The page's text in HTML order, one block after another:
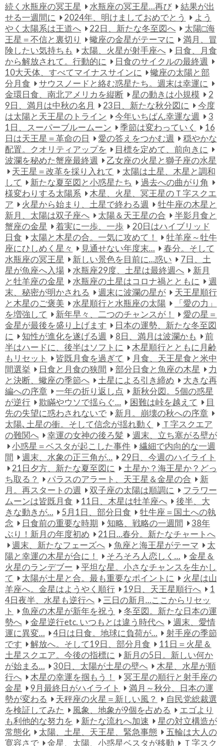
続く水瓶座の冥王星
水瓶座の冥王星…再び
結果が出
せる一週間に
2024年、明けましておめでとう
よう
やく太陽系は王道へ
22日、新たな冬至図へ
太陽□海
王星＝不信と裏切り
蠍座の金星がテーマに
満月、冒
険したい気持ちも
太陽、火星が射手座へ
日食、月食
から解放されて。行動的に
日食のサイクルの最終週
10大天体、すべてマイナスサインに
蠍座の太陽と部
分月食
サウスノードと絡む惑星たち。週末は幸運に
金環日食、南北アメリカを縦断
星の動きは小規模
2
9日、満月は中秋の名月
23日、新たな秋分図に
今度
は太陽と天王星のトライン
今年いちばん幸運な週
3
1日、スーパーブルームーン
季節は変わっていく
16
日は天王星＝革命の日
愛の答えをつかむ週
穏やかな
配置。クオリティアップを
目標を定めて、前向きに
波瀾を秘めた蟹座最終週
乙女座の火星と獅子座の水星
天王星＝改革を採り入れて
太陽は土星、木星と調和
して
新たな夏至図と小惑星たち
過去への曲がり角
様変わりする太陽系
木星、火星、冥王星のＴ字スクエ
ア
火星から始まり、土星で終わる週
牡牛座の木星と
新月、太陽は双子座へ
太陽＆天王星の合
半影月食と
蟹座の金星
着実に一歩、一歩
20日はハイブリッド
日食
太陽と木星の合。一気に攻めて！
牡羊座～牡牛
座にひしめく星々
見通せない年度末…
春分。そして
水瓶座の冥王星
新しい景色を目前に…惑い
7日、土
星が魚座へ入場
水瓶座29度、土星は最終週へ
新月
と牡羊座の金星
水瓶座の土星はコロナ禍とともに
週
末、秘密が明かされる
週末に波瀾の星が
天王星順行
と木星のご褒美
水星順行と水瓶座の太陽
「愛の力」
を増強して
新年早々、二つのチャンスが！
愛の星＝
金星が最後を盛り上げます
日本の運勢、新たな冬至図
に
知性が進化を遂げる週 8日、満月は波瀾かも
前
半はハードに、後半はソフトに
木星順行とともに月齢
もリセット
皆既月食を過ぎて
月食、天王星食と米中
間選挙
日食と月食の狭間 部分日食と魚座の木星
力
と決断、蠍座の季節へ
土星による引き締め
大きな再
編への序章
一年の折り返し点
新秋分図。5個の惑星
が逆行
欺瞞やウソで揺らぐ… 困難は峠を越えて
目
先の失望に惑わされないで
新月。崩壊の秋への序章
太陽､土星の衝。そして信念が揺れ動く
Ｔ字スクエア
の難関へ
幸運の女神の後ろ髪
週末、立ち塞がる壁が
小惑星＝ベスタが起こした事件
繊細で内向的な一週
間
週末、水象の正三角が…
29日、今週のハイライト
21日夕方、新たな夏至図に
土星か？海王星か？どっ
ち取る？
パラスのアラート、天王星＆金星の合
新
月。再スタートの週
双子座の太陽は順調に
フラワー
ムーンは皆既月食
11日、木星は牡羊座へ
後半、大
きな動きが…
5月1日、部分日食
牡牛座＝国土への執
念
日食前の重要な時期 知略、戦略の一週間
38年
ぶり！新月の年度初め
21日…春分。新たなチャートへ
週末、新たなフェーズへ
魚座と海王星がテーマ
太
陽と幸運の木星が合に！
そろそろ人恋しく…
金星＆
火星のランデブー
平坦な星。小さなチャンスを生かし
て
太陽が土星と合。最も重要なポイントに
火星は山
羊座へ。金星はようやく順行
19日、天王星順行へ
1
4日夜半、水星も逆行へ
三日の新月…ここからリセッ
ト
魚座の木星が新年を祝う
冬至図。新たな日本の運
勢へ
金星逆行etc. いつもとは違う時代へ
週末、愛情
運に異変…
4日は日食。地球に負荷が…
射手座の季節
です
解放へ。そして19日、部分月食
11日＝火星＆
土星スクエア。今後の指標に
新月の5日。新しい何か
が始まる…
30日、太陽が土星の壁へ
木星、水星が順
行へ
木星の幸運を掴もう！
冥王星の順行と射手座の
金星
9月最終日がハイライト
満月～秋分、日本の運
勢が変わる
天秤座の火星＝新しい風？
自民党総裁選
を検証してみた
風象、地象が9個を占める
エゴより
も利他的な努力を
新たな流れへ加速
星の対立構造が
常態化
太陽、土星、天王星、緊急事態
五輪は大人の
寛容さで
金星、太陽、小惑星ベスタが移動 Ｔ字スク